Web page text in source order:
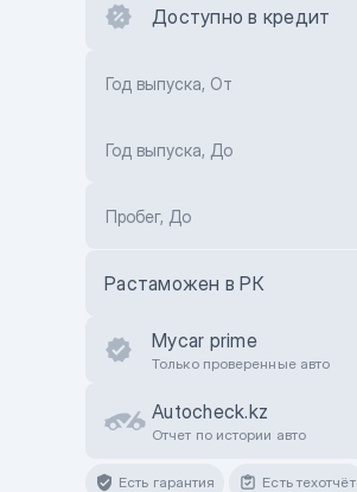
Доступно в кредит
Год выпуска, От
Год выпуска, До
Пробег, До
Растаможен в РК
Mycar prime
Только проверенные авто
Autocheck.kz
Отчет по истории авто
Есть гарантия Есть техотчёт